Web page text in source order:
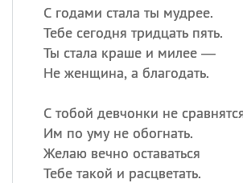
С годами стала ты мудрее.
Тебе сегодня тридцать пять.
Ты стала краше и милее —
Не женщина, а благодать.
С тобой девчонки не
Им по уму не обогнать.
Желаю вечно оставаться
Тебе такой и расцветать.